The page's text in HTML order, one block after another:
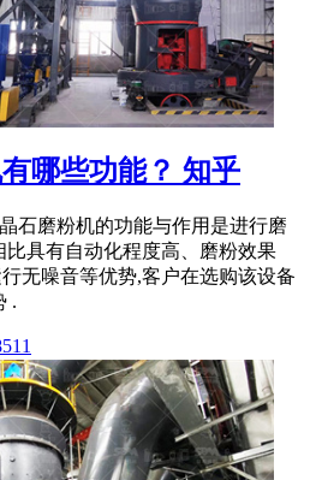
哪些功能？ 知乎
石磨粉机的功能与作用是进行磨
比具有自动化程度高、磨粉效果
无噪音等优势,客户在选购该设备
.